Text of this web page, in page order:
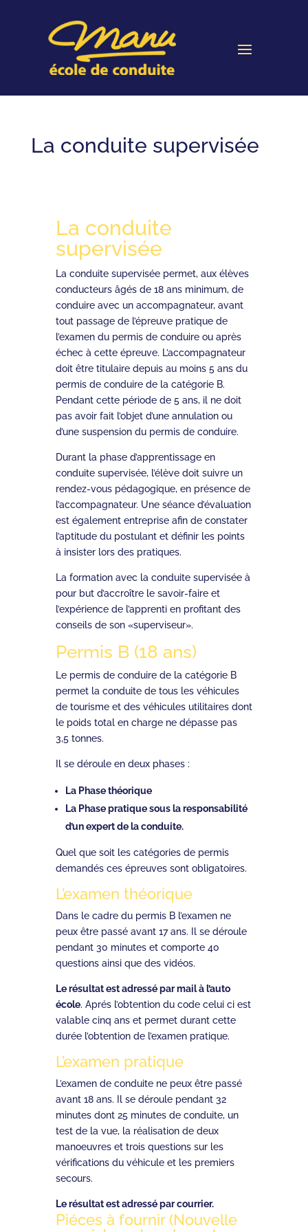
La conduite supervisée
La conduite
supervisée
La conduite supervisée permet, aux élèves
conducteurs âgés de 18 ans minimum, de
conduire avec un accompagnateur, avant
tout passage de l’épreuve pratique de
l’examen du permis de conduire ou après
échec à cette épreuve. L’accompagnateur
doit être titulaire depuis au moins 5 ans du
permis de conduire de la catégorie B.
Pendant cette période de 5 ans, il ne doit
pas avoir fait l’objet d’une annulation ou
d’une suspension du permis de conduire.
Durant la phase d’apprentissage en
conduite supervisée, l’élève doit suivre un
rendez-vous pédagogique, en présence de
l’accompagnateur. Une séance d’évaluation
est également entreprise afin de constater
l’aptitude du postulant et définir les points
à insister lors des pratiques.
La formation avec la conduite supervisée à
pour but d’accroître le savoir-faire et
l’expérience de l’apprenti en profitant des
conseils de son «superviseur».
Permis B (18 ans)
Le permis de conduire de la catégorie B
permet la conduite de tous les véhicules
de tourisme et des véhicules utilitaires dont
le poids total en charge ne dépasse pas
3,5 tonnes.
Il se déroule en deux phases :
La Phase théorique
La Phase pratique sous la responsabilité
d’un expert de la conduite.
Quel que soit les catégories de permis
demandés ces épreuves sont obligatoires.
L’examen théorique
Dans le cadre du permis B l’examen ne
peux être passé avant 17 ans. Il se déroule
pendant 30 minutes et comporte 40
questions ainsi que des vidéos.
Le résultat est adressé par mail à l’auto
école. Aprés l’obtention du code celui ci est
valable cinq ans et permet durant cette
durée l’obtention de l’examen pratique.
L’examen pratique
L’examen de conduite ne peux être passé
avant 18 ans. Il se déroule pendant 32
minutes dont 25 minutes de conduite, un
test de la vue, la réalisation de deux
manoeuvres et trois questions sur les
vérifications du véhicule et les premiers
secours.
Le résultat est adressé par courrier.
Piéces à fournir (Nouvelle